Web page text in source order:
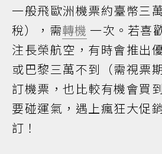
一般飛歐洲機票約臺幣三
稅），需轉機 一次。若喜
注長榮航空，有時會推出
或巴黎三萬不到（需視票
訂機票，也比較有機會買
要碰運氣，遇上瘋狂大促
訂！